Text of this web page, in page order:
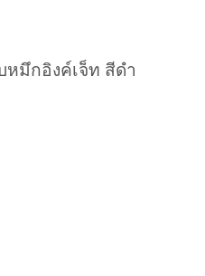
หมึกอิงค์เจ็ท สีดำ